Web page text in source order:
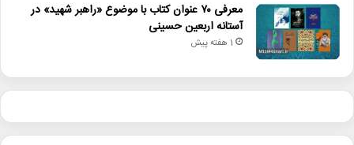
معرفی ۷۰ عنوان کتاب با موضوع «راهبر شهید» در
آستانه اربعین حسینی
1 هفته پیش